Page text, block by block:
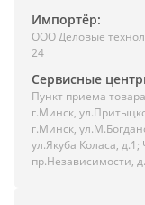
Импортёр:
ООО Деловые
24
Сервисные
Пункт приема
г.Минск,
г.Минск,
ул.Якуба Коласа,
пр.Независимости,